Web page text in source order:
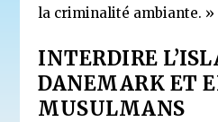
la criminalité ambiante. »
INTERDIRE
DANEMARK ET
MUSULMANS